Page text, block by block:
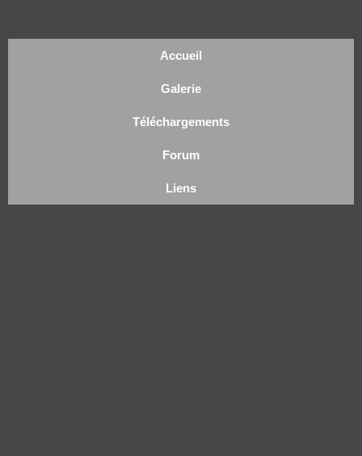
Accueil
Galerie
Téléchargements
Forum
Liens